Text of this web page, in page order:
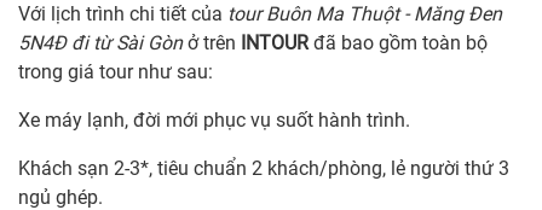
Với lịch trình chi tiết của tour Buôn Ma Thuột - Măng Đen
5N4Đ đi từ Sài Gònở trên INTOURđã bao gồm toàn bộ
trong giá tour như sau:
Xe máy lạnh, đời mới phục vụ suốt hành trình.
Khách sạn 2-3*, tiêu chuẩn 2 khách/phòng, lẻ người thứ 3
ngủ ghép.